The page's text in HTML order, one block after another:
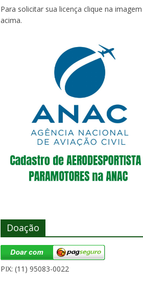
Para solicitar sua licença clique na imagem
acima.
Doação
PIX: (11) 95083-0022